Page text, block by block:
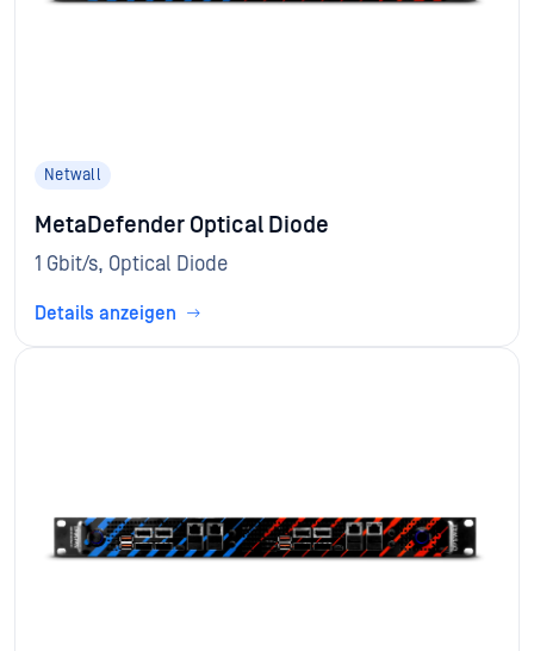
Netwall
MetaDefender Optical Diode
1 Gbit/s, Optical Diode
Details anzeigen